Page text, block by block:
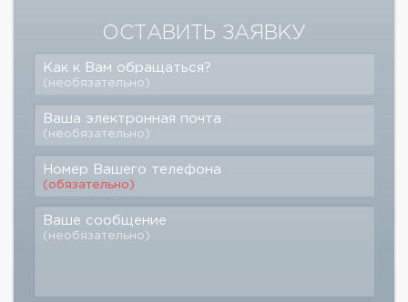
ОСТАВИТЬ ЗАЯВКУ
Как к Вам обращаться?
(необязательно)
Ваша электронная почта
(необязательно)
Номер Вашего телефона
(обязательно)
Ваше сообщение
(необязательно)